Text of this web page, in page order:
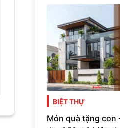
BIỆT THỰ
Món quà tặng con